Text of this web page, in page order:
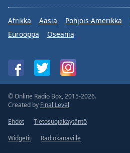
Afrikka Aasia Pohjois-Amerikka
Eurooppa
Oseania
© Online Radio Box, 2015-2026.
Created by Final Level
Ehdot
Tietosuojakäytäntö
Widgetit
Radiokanaville